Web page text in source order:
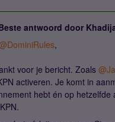
antwoord door
,
voor je bericht. Zoals
activeren. Je komt in
hebt én op